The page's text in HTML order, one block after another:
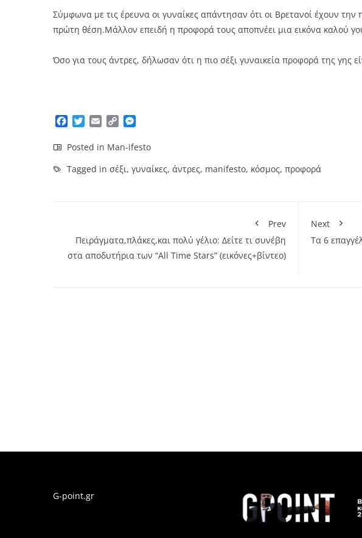
Σύμφωνα με τις έρευνα οι γυναίκες απάντησαν ότι οι Βρετανοί έχουν την
πρώτη θέση.Μάλλον επειδή η προφορά τους αποπνέει μια εικόνα καλού
Όσο για τους άντρες, δήλωσαν ότι η πιο σέξι γυναικεία προφορά της γης
Facebook
TwitterEmailCopy
Posted in Man-ifesto
Tagged in σέξι, γυναίκες, άντρες, manifesto, κόσμος, προφορά
Prev
Πειράγματα,πλάκες,και πολύ γέλιο: Δείτε τι συνέβη
στα αποδυτήρια των “All Time Stars” (εικόνες+βίντεο)
Next
Τα 6
G-point.gr